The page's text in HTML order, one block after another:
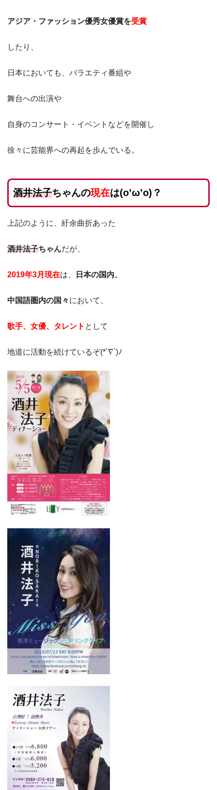
アジア・ファッション優秀女優賞を受賞
したり、
日本においても、バラエティ番組や
舞台への出演や
自身のコンサート・イベントなどを開催し
徐々に芸能界への再起を歩んでいる。
酒井法子ちゃんの現在は(o’ω’o)？
上記のように、紆余曲折あった
酒井法子ちゃんだが、
2019年3月現在は、 日本の国内、
中国語圏内の国々において、
歌手、女優、タレント として
地道に活動を続けているぞ(*´∇`)ﾉ